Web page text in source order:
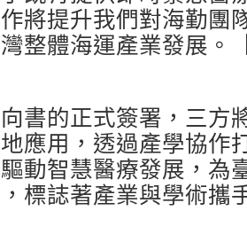
將提升我們對海勤團
整體海運產業發展。
書的正式簽署，三方
應用，透過產學協作
動智慧醫療發展，為
標誌著產業與學術攜